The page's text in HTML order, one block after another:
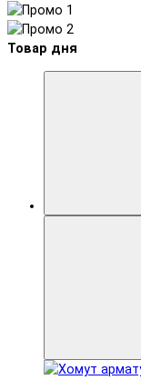
Товар дня